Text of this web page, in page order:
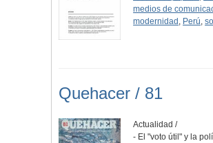
medios de
modernidad , Perú,
Quehacer / 81
Actualidad /
- El "voto útil" y la